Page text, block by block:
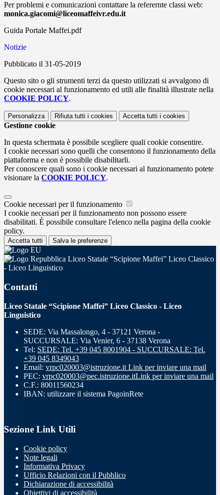
Per problemi e comunicazioni contattare la referernte classi web:
monica.giacomi@liceomaffeivr.edu.it
Guida Portale Maffei.pdf
Notizie
Pubblicato il 31-05-2019
Questo sito o gli strumenti terzi da questo utilizzati si avvalgono di
cookie necessari al funzionamento ed utili alle finalità illustrate nella
COOKIE POLICY.
Personalizza Rifiuta tutti i cookies Accetta tutti i cookies
Gestione cookie
In questa schermata è possibile scegliere quali cookie consentire.
I cookie necessari sono quelli che consentono il funzionamento della
piattaforma e non è possibile disabilitarli.
Per conoscere quali sono i cookie necessari al funzionamento potete
visionare la COOKIE POLICY.
Cookie necessari per il funzionamento
I cookie necessari per il funzionamento non possono essere
disabilitati. È possibile consultare l'elenco nella pagina della cookie
policy.
Accetta tutti Salva le preferenze
Liceo Statale “Scipione Maffei” Liceo Classico
- Liceo Linguistico
Contatti
Liceo Statale “Scipione Maffei” Liceo Classico - Liceo
Linguistico
SEDE: Via Massalongo, 4 - 37121 Verona -
SUCCURSALE: Via Venier, 6 - 37138 Verona
Tel: SEDE: Tel. +39 045 8001904 - SUCCURSALE: Tel.
+39 045 8349043
Email: vrpc020003@istruzione.it Link per inviare una mail
PEC: vrpc020003@pec.istruzione.itLink per inviare una mail
C.F.: 80011560234
IBAN: utilizzare il sistema PagoinRete
Sezione Link Utili
Cookie policy
Note legali
Informativa Privacy
Ufficio Relazioni con il Pubblico
Dichiarazione di accessibilità
Obiettivi di accessibilità